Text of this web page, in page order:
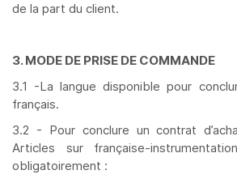
de la part du client.
3. MODE DE PRISE DE COMMANDE
3.1 -La langue disponible pour
français.
3.2 - Pour conclure un contrat
Articles sur française-
obligatoirement :